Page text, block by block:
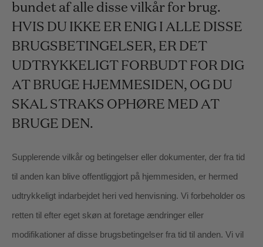
bundet af alle disse vilkår for brug.
HVIS DU IKKE ER ENIG I ALLE DISSE
BRUGSBETINGELSER, ER DET
UDTRYKKELIGT FORBUDT FOR DIG
AT BRUGE HJEMMESIDEN, OG DU
SKAL STRAKS OPHØRE MED AT
BRUGE DEN.
Supplerende vilkår og betingelser eller dokumenter, der fra tid
til anden kan blive offentliggjort på hjemmesiden, er hermed
udtrykkeligt indarbejdet heri ved henvisning. Vi forbeholder os
retten til efter eget skøn at foretage ændringer eller
modifikationer af disse brugsbetingelser fra tid til anden. Vi vil